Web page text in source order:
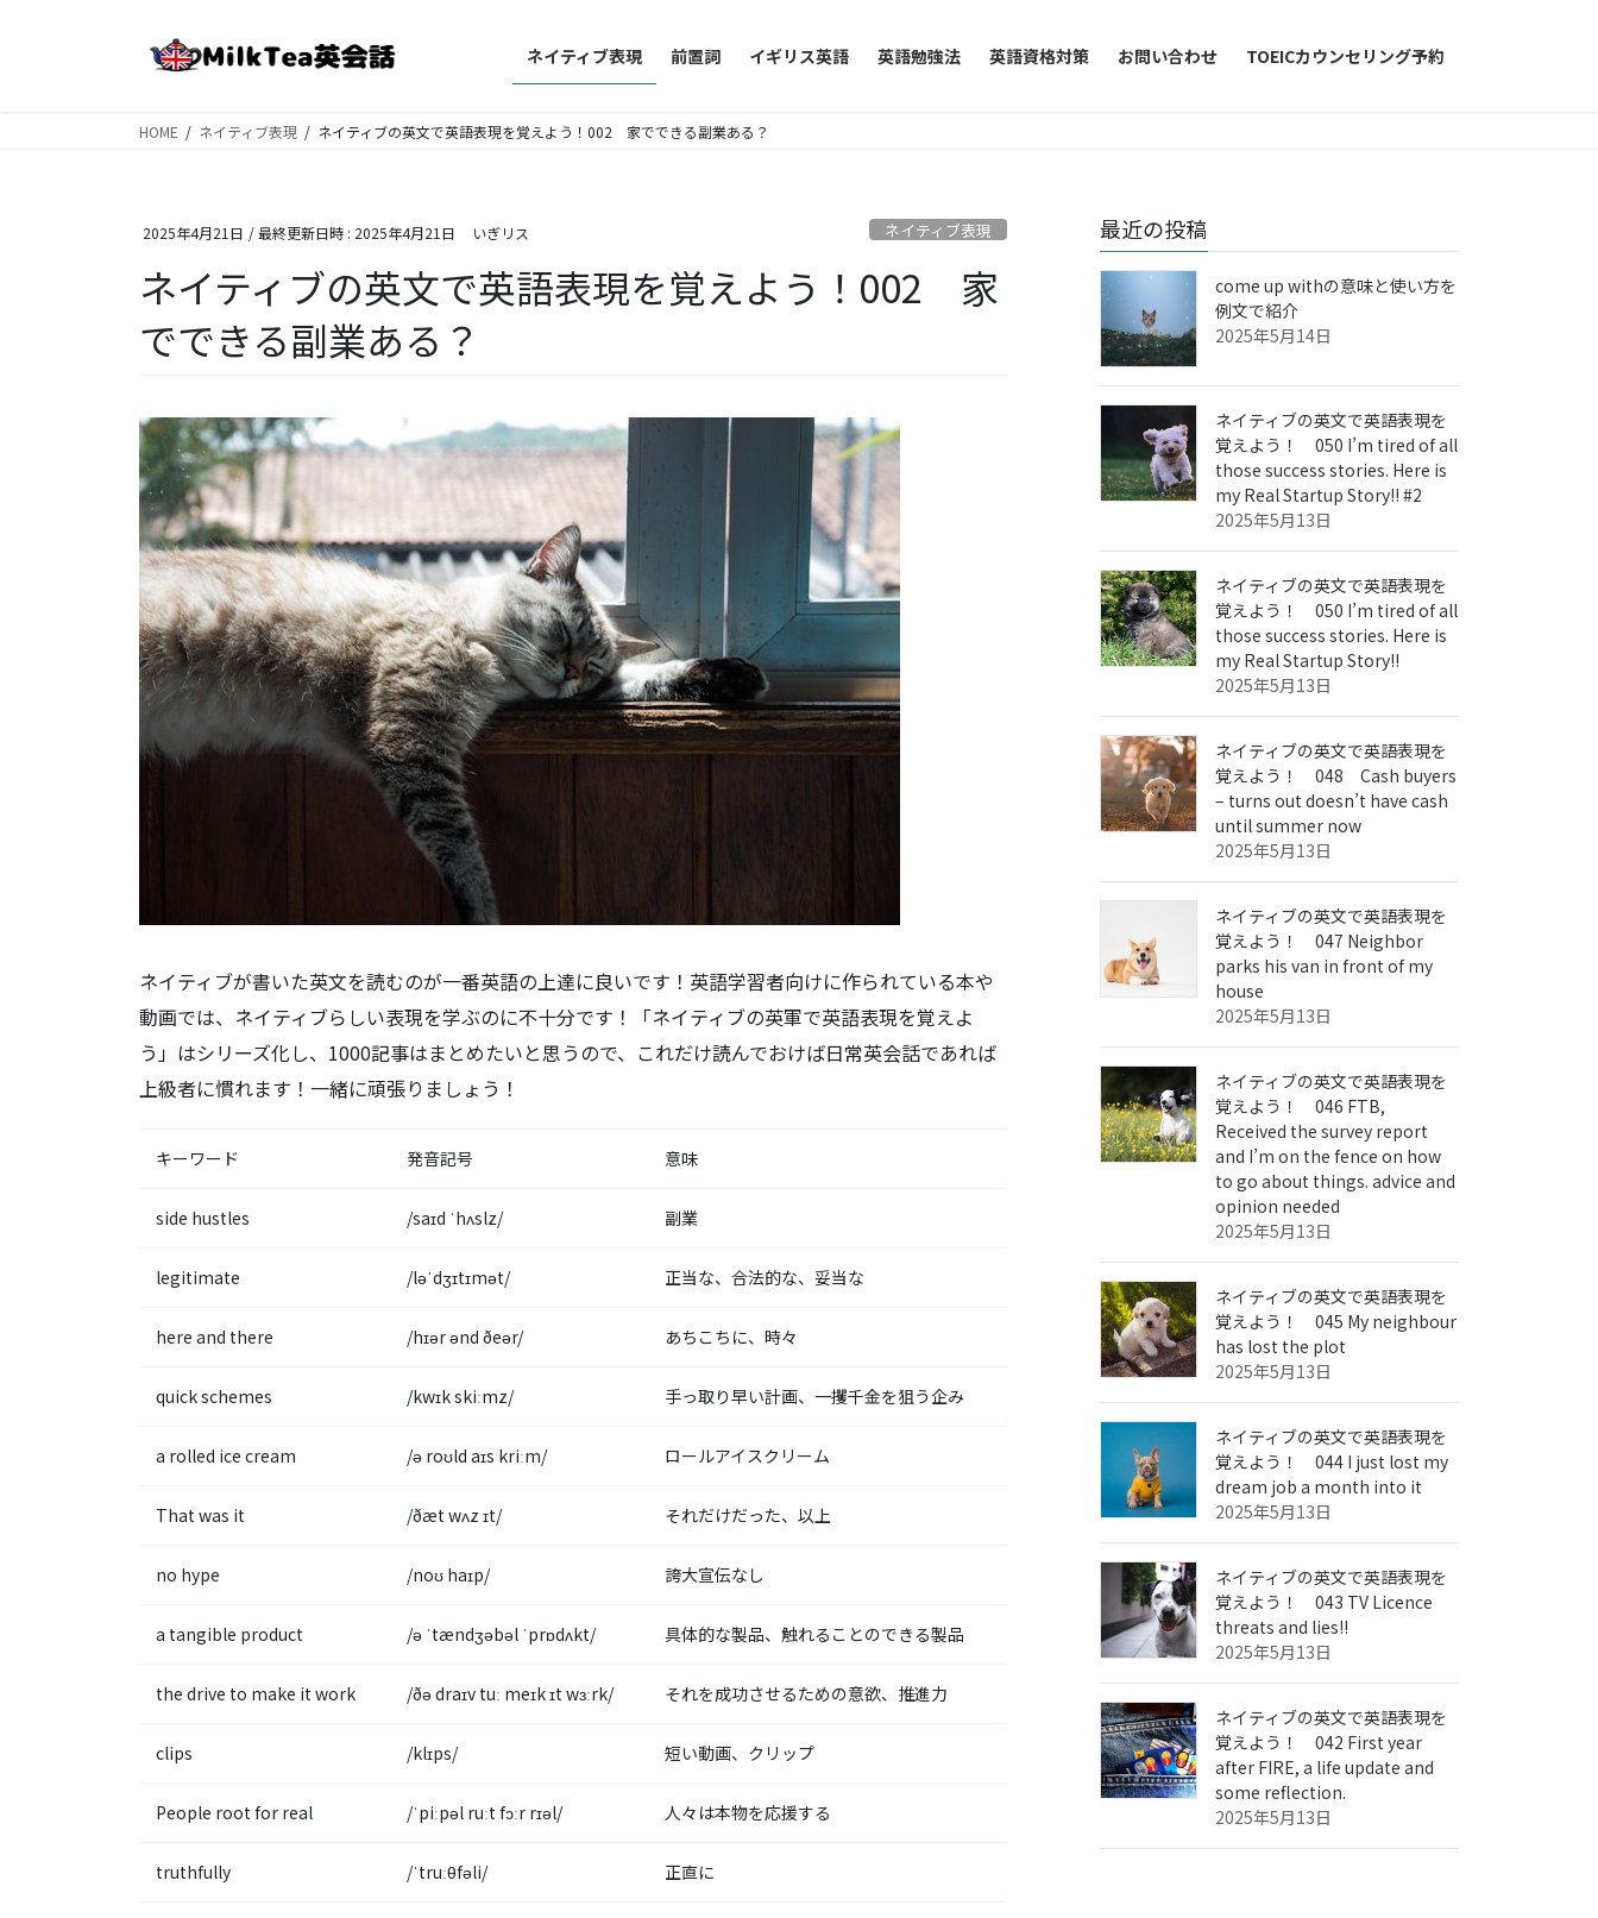
ネイティブ表現 前置詞 イギリス英語 英語勉強法 英語資格対策 お問い合わせ TOEICカウンセリング予約
HOME ネイティブ表現 ネイティブの英文で英語表現を覚えよう！002 家でできる副業ある？
2025年4月21日 / 最終更新日時 : 2025年4月21日 いぎリス ネイティブ表現
ネイティブの英文で英語表現を覚えよう！002 家
でできる副業ある？
ネイティブが書いた英文を読むのが一番英語の上達に良いです！英語学習者向けに作られている本や
動画では、ネイティブらしい表現を学ぶのに不十分です！「ネイティブの英軍で英語表現を覚えよ
う」はシリーズ化し、1000記事はまとめたいと思うので、これだけ読んでおけば日常英会話であれば
上級者に慣れます！一緒に頑張りましょう！
キーワード 発音記号 意味
side hustles /saɪd ˈhʌslz/ 副業
legitimate /ləˈdʒɪtɪmət/ 正当な、合法的な、妥当な
here and there /hɪər ənd ðeər/ あちこちに、時々
quick schemes /kwɪk skiːmz/ 手っ取り早い計画、一攫千金を狙う企み
a rolled ice cream /ə roʊld aɪs kriːm/ ロールアイスクリーム
That was it /ðæt wʌz ɪt/ それだけだった、以上
no hype /noʊ haɪp/ 誇大宣伝なし
a tangible product /ə ˈtændʒəbəl ˈprɒdʌkt/ 具体的な製品、触れることのできる製品
the drive to make it work /ðə draɪv tuː meɪk ɪt wɜːrk/ それを成功させるための意欲、推進力
clips /klɪps/ 短い動画、クリップ
People root for real /ˈpiːpəl ruːt fɔːr rɪəl/ 人々は本物を応援する
truthfully /ˈtruːθfəli/ 正直に
最近の投稿
come up withの意味と使い方を
例文で紹介
2025年5月14日
ネイティブの英文で英語表現を
覚えよう！ 050 I’m tired of all
those success stories. Here is
my Real Startup Story!! #2
2025年5月13日
ネイティブの英文で英語表現を
覚えよう！ 050 I’m tired of all
those success stories. Here is
my Real Startup Story!!
2025年5月13日
ネイティブの英文で英語表現を
覚えよう！ 048 Cash buyers
– turns out doesn’t have cash
until summer now
2025年5月13日
ネイティブの英文で英語表現を
覚えよう！ 047 Neighbor
parks his van in front of my
house
2025年5月13日
ネイティブの英文で英語表現を
覚えよう！ 046 FTB,
Received the survey report
and I’m on the fence on how
to go about things. advice and
opinion needed
2025年5月13日
ネイティブの英文で英語表現を
覚えよう！ 045 My neighbour
has lost the plot
2025年5月13日
ネイティブの英文で英語表現を
覚えよう！ 044 I just lost my
dream job a month into it
2025年5月13日
ネイティブの英文で英語表現を
覚えよう！ 043 TV Licence
threats and lies!!
2025年5月13日
ネイティブの英文で英語表現を
覚えよう！ 042 First year
after FIRE, a life update and
some reflection.
2025年5月13日